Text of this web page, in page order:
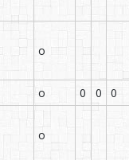
o
o 0 0 0
o